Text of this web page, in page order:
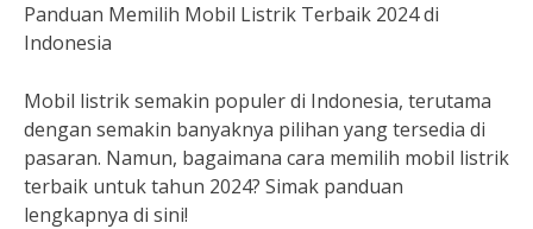
Panduan Memilih Mobil Listrik Terbaik 2024 di
Indonesia
Mobil listrik semakin populer di Indonesia, terutama
dengan semakin banyaknya pilihan yang tersedia di
pasaran. Namun, bagaimana cara memilih mobil listrik
terbaik untuk tahun 2024? Simak panduan
lengkapnya di sini!